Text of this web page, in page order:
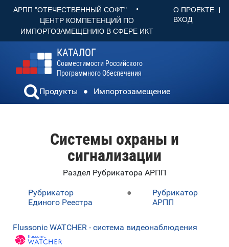
АРПП "ОТЕЧЕСТВЕННЫЙ СОФТ" •
ЦЕНТР КОМПЕТЕНЦИЙ ПО
ИМПОРТОЗАМЕЩЕНИЮ В СФЕРЕ ИКТ
О ПРОЕКТЕ
ВХОД
КАТАЛОГ
Совместимости Российского
Программного Обеспечения
Продукты Импортозамещение
Системы охраны и
сигнализации
Раздел Рубрикатора АРПП
Рубрикатор
Единого Реестра
●
Рубрикатор
АРПП
Flussonic WATCHER - система видеонаблюдения